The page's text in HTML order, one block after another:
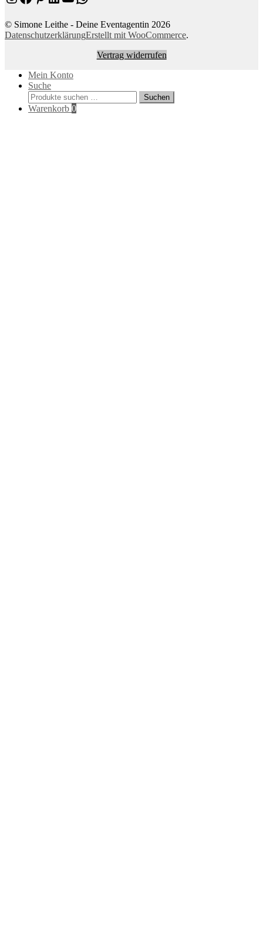
© Simone Leithe - Deine Eventagentin 2026
DatenschutzerklärungErstellt mit WooCommerce.
Vertrag widerrufen
Mein Konto
Suche
Suchen
nach:
Suchen
Warenkorb 0